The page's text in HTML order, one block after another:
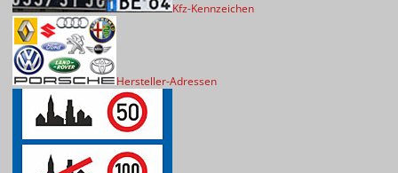
Kfz-Kennzeichen
Hersteller-Adressen